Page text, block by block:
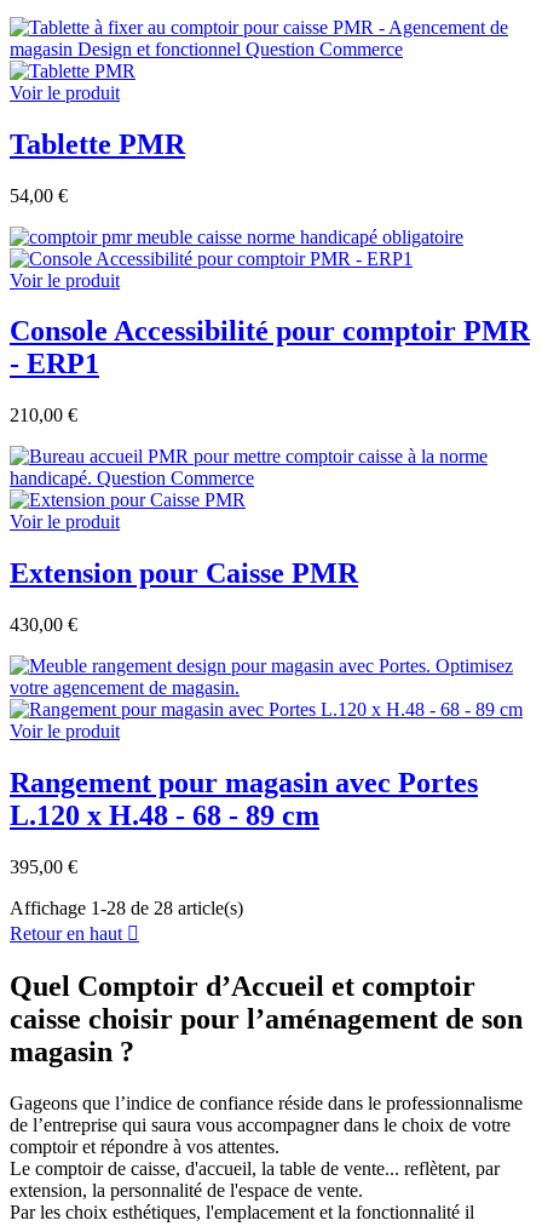
Voir le produit
Tablette PMR
54,00 €
Voir le produit
Console Accessibilité pour comptoir PMR
- ERP1
210,00 €
Voir le produit
Extension pour Caisse PMR
430,00 €
Voir le produit
Rangement pour magasin avec Portes
L.120 x H.48 - 68 - 89 cm
395,00 €
Affichage 1-28 de 28 article(s)
Retour en haut 
Quel Comptoir d’Accueil et comptoir
caisse choisir pour l’aménagement de son
magasin ?
Gageons que l’indice de confiance réside dans le professionnalisme
de l’entreprise qui saura vous accompagner dans le choix de votre
comptoir et répondre à vos attentes.
Le comptoir de caisse, d'accueil, la table de vente... reflètent, par
extension, la personnalité de l'espace de vente.
Par les choix esthétiques, l'emplacement et la fonctionnalité il